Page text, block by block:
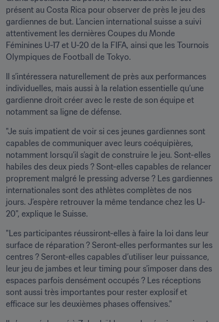
présent au Costa Rica pour observer de près le jeu des
gardiennes de but. L’ancien international suisse a suivi
attentivement les dernières Coupes du Monde
Féminines U-17 et U-20 de la FIFA, ainsi que les Tournois
Olympiques de Football de Tokyo.
Il s’intéressera naturellement de près aux performances
individuelles, mais aussi à la relation essentielle qu’une
gardienne droit créer avec le reste de son équipe et
notamment sa ligne de défense.
"Je suis impatient de voir si ces jeunes gardiennes sont
capables de communiquer avec leurs coéquipières,
notamment lorsqu’il s’agit de construire le jeu. Sont-elles
habiles des deux pieds ? Sont-elles capables de relancer
proprement malgré le pressing adverse ? Les gardiennes
internationales sont des athlètes complètes de nos
jours. J’espère retrouver la même tendance chez les U-
20", explique le Suisse.
"Les participantes réussiront-elles à faire la loi dans leur
surface de réparation ? Seront-elles performantes sur les
centres ? Seront-elles capables d’utiliser leur puissance,
leur jeu de jambes et leur timing pour s’imposer dans des
espaces parfois densément occupés ? Les réceptions
sont aussi très importantes pour rester explosif et
efficace sur les deuxièmes phases offensives."